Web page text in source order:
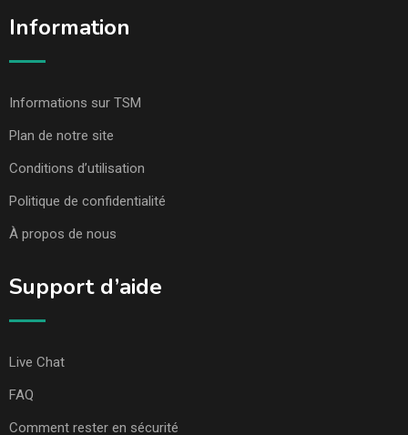
Information
Informations sur TSM
Plan de notre site
Conditions d’utilisation
Politique de confidentialité
À propos de nous
Support d’aide
Live Chat
FAQ
Comment rester en sécurité